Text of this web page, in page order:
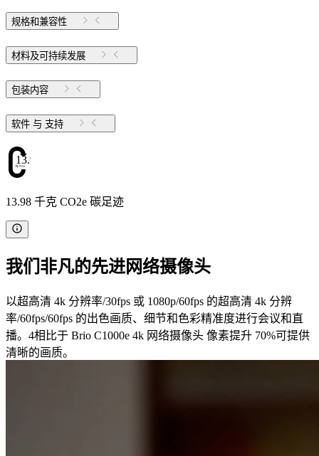
规格和兼容性
材料及可持续发展
包装内容
软件 与 支持
13.98
13.98 千克 CO2e 碳足迹
我们非凡的先进网络摄像头
以超高清 4k 分辨率/30fps 或 1080p/60fps 的超高清 4k 分辨
率/60fps/60fps 的出色画质、细节和色彩精准度进行会议和直
播。4相比于 Brio C1000e 4k 网络摄像头 像素提升 70%可提供
清晰的画质。